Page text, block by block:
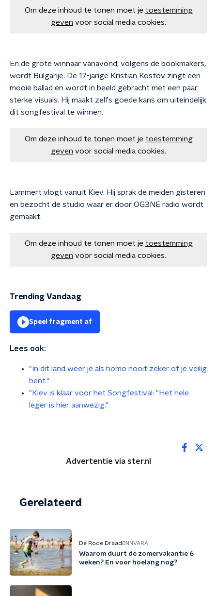
Om deze inhoud te tonen moet je toestemming
geven voor social media cookies.
En de grote winnaar vanavond, volgens de bookmakers,
wordt Bulgarije. De 17-jarige Kristian Kostov zingt een
mooie ballad en wordt in beeld gebracht met een paar
sterke visuals. Hij maakt zelfs goede kans om uiteindelijk
dit songfestival te winnen.
Om deze inhoud te tonen moet je toestemming
geven voor social media cookies.
Lammert vlogt vanuit Kiev. Hij sprak de meiden gisteren
en bezocht de studio waar er door OG3NE radio wordt
gemaakt.
Om deze inhoud te tonen moet je toestemming
geven voor social media cookies.
Trending Vandaag
Speel fragment af
Lees ook:
"In dit land weer je als homo nooit zeker of je veilig
bent."
"Kiev is klaar voor het Songfestival: "Het hele
leger is hier aanwezig."
Advertentie via ster.nl
Gerelateerd
De Rode Draad BNNVARA
Waarom duurt de zomervakantie 6
weken? En voor hoelang nog?